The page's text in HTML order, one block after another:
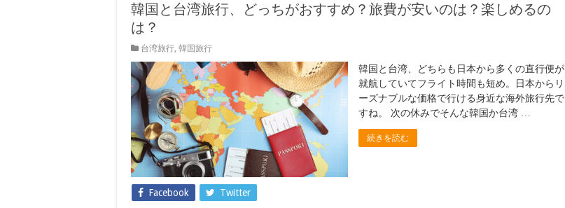
韓国と台湾旅行、どっちがおすすめ？旅費が安いのは？楽しめるの
は？
台湾旅行, 韓国旅行
韓国と台湾、どちらも日本から多くの直行便が
就航していてフライト時間も短め。日本からリ
ーズナブルな価格で行ける身近な海外旅行先で
すね。 次の休みでそんな韓国か台湾 …
続きを読む
Facebook Twitter